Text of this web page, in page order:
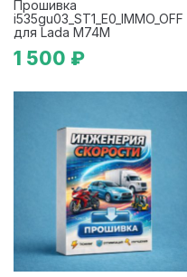
Прошивка
i535gu03_ST1_E0_IMMO_OFF
для Lada М74М
1 500 ₽